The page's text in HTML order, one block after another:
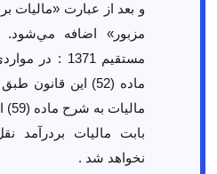
و بعد از عبارت «ماليات
مستقیم 1371
ماده (52) این
بابت مالیات بردرآمد
نخواهد شد .